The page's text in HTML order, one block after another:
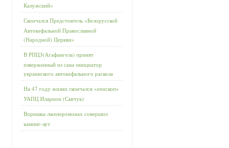
Калужский»
Скончался Предстоятель «Белорусской
Автокефальной Православной
(Народной) Церкви»
В РПЦЗ(Агафангела) принят
изверженный из сана инициатор
украинского автокефального раскола
На 47 году жизни скончался «епископ»
УАПЦ Иларион (Савчук)
Воришка-лжеиеромонах совершил
каминг-аут